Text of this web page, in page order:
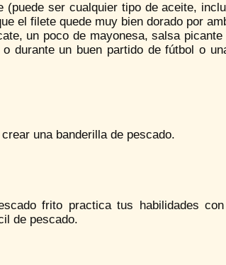
ser cualquier tipo de aceite,
el filete quede muy bien dorado por
un poco de mayonesa, salsa
durante un buen partido de fútbol o
una banderilla de pescado.
frito practica tus habilidades
de pescado.